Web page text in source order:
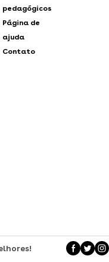
pedagógicos
Página de
ajuda
Contato